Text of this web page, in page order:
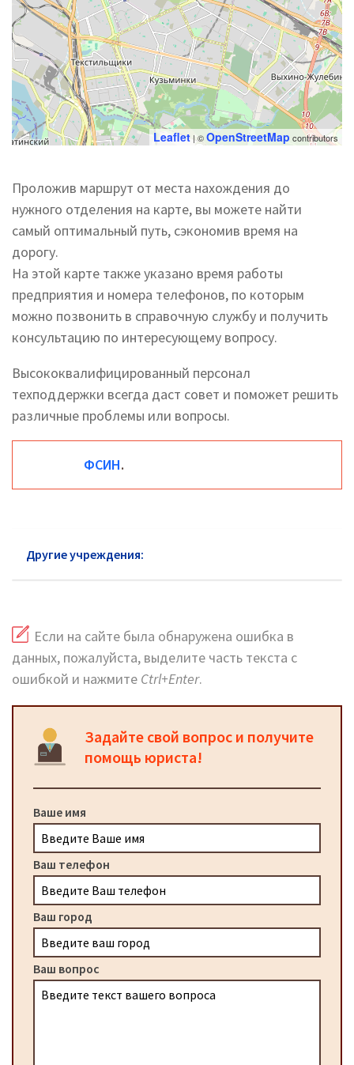
Leaflet| ©OpenStreetMap contributors
Проложив маршрут от места нахождения до
нужного отделения на карте, вы можете найти
самый оптимальный путь, сэкономив время на
дорогу.
На этой карте также указано время работы
предприятия и номера телефонов, по которым
можно позвонить в справочную службу и получить
консультацию по интересующему вопросу.
Высококвалифицированный персонал
техподдержки всегда даст совет и поможет решить
различные проблемы или вопросы.
ФСИН.
Другие учреждения:
Если на сайте была обнаружена ошибка в
данных, пожалуйста, выделите часть текста с
ошибкой и нажмите Ctrl+Enter.
Задайте свой вопрос и получите
помощь юриста!
Ваше имя
Ваш телефон
Ваш город
Ваш вопрос